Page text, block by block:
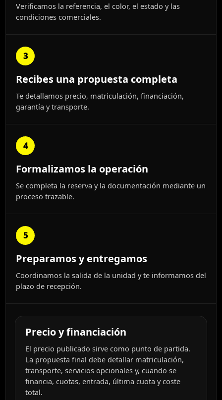
Verificamos la referencia, el color, el estado y las
condiciones comerciales.
3
Recibes una propuesta completa
Te detallamos precio, matriculación, financiación,
garantía y transporte.
4
Formalizamos la operación
Se completa la reserva y la documentación mediante un
proceso trazable.
5
Preparamos y entregamos
Coordinamos la salida de la unidad y te informamos del
plazo de recepción.
Precio y financiación
El precio publicado sirve como punto de partida.
La propuesta final debe detallar matriculación,
transporte, servicios opcionales y, cuando se
financia, cuotas, entrada, última cuota y coste
total.